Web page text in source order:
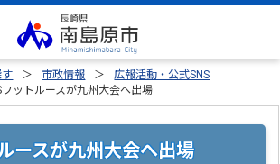
市政情報
広報活動・公式SNS
フットルースが九州大会へ出場
ースが九州大会へ出場